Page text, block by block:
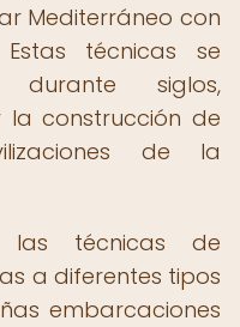
Mediterráneo con
técnicas se
durante siglos,
la construcción de
de la
técnicas de
a diferentes tipos
embarcaciones